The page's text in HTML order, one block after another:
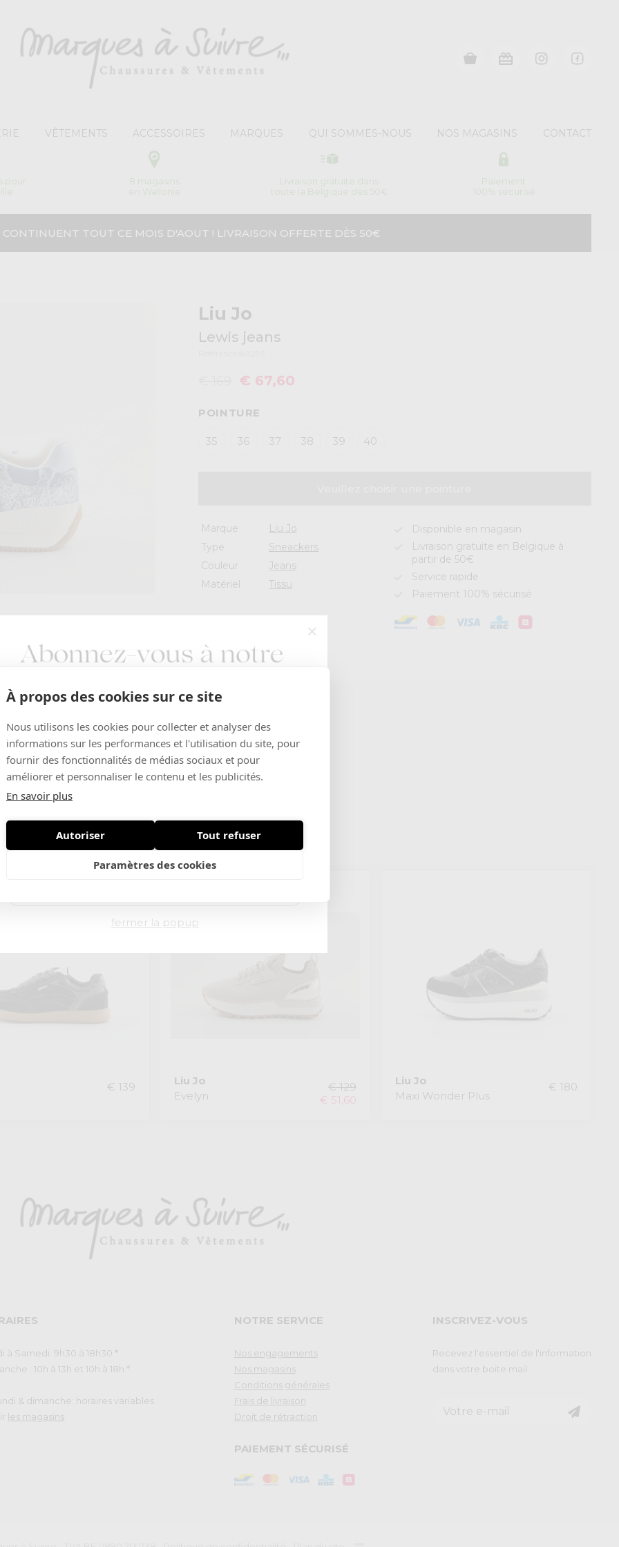
À propos des cookies sur ce site
Nous utilisons les cookies pour collecter et analyser des
informations sur les performances et l'utilisation du site, pour
fournir des fonctionnalités de médias sociaux et pour
améliorer et personnaliser le contenu et les publicités.
En savoir plus
Autoriser Tout refuser
Paramètres des cookies
VÊTEMENTS ACCESSOIRES MARQUES QUI SOMMES-NOUS NOS MAGASINS CONTACT
pour
8 magasins
en Wallonie
Livraison gratuite dans
toute la Belgique dès 50€
Paiement
100% sécurisé
CONTINUENT TOUT CE MOIS D'AOUT ! LIVRAISON OFFERTE DÈS 50€
Liu Jo
Lewis jeans
€ 67,60
POINTURE
35 36 37 38 39 40
Marque
Liu Jo
Type
Sneackers
Couleur
Jeans
Matériel
Tissu
Disponible en magasin
Livraison gratuite en Belgique à
partir de 50€
Service rapide
Paiement 100% sécurisé
Vous aimerez aussi ...
€ 139
Liu Jo
Evelyn
€ 129
€ 51,60
Liu Jo
Maxi Wonder Plus
€ 180
à Samedi: 9h30 à 18h30 *
: 10h à 13h et 10h à 18h *
& dimanche: horaires variables.
les magasins
NOTRE SERVICE
Nos engagements
Nos magasins
Conditions générales
Frais de livraison
Droit de rétraction
PAIEMENT SÉCURISÉ
INSCRIVEZ-VOUS
Recevez l'essentiel de l'information
dans votre boite mail:
Nouveautés • Offres exclusives
fermer la popup